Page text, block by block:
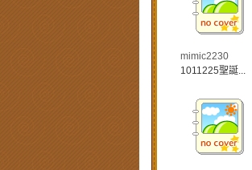
mimic2230
1011225聖誕...